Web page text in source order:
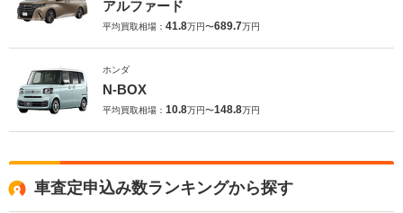
アルファード
平均買取相場： 41.8万円〜689.7万円
ホンダ
N-BOX
平均買取相場： 10.8万円〜148.8万円
車査定申込み数ランキングから探す